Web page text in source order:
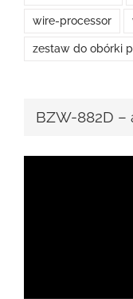
wire-processor
zestaw do obórki
BZW-882D